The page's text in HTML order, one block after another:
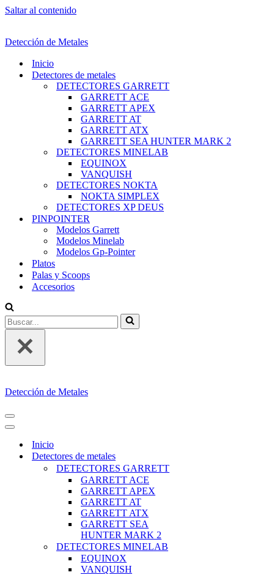
Saltar al contenido
Detección de Metales
Inicio
Detectores de metales
DETECTORES GARRETT
GARRETT ACE
GARRETT APEX
GARRETT AT
GARRETT ATX
GARRETT SEA HUNTER MARK 2
DETECTORES MINELAB
EQUINOX
VANQUISH
DETECTORES NOKTA
NOKTA SIMPLEX
DETECTORES XP DEUS
PINPOINTER
Modelos Garrett
Modelos Minelab
Modelos Gp-Pointer
Platos
Palas y Scoops
Accesorios
Buscar...
Detección de Metales
MENÚ
DE
NAVEGACIÓN
MENÚ
DE
NAVEGACIÓN
Inicio
Detectores de metales
DETECTORES GARRETT
GARRETT ACE
GARRETT APEX
GARRETT AT
GARRETT ATX
GARRETT SEA
HUNTER MARK 2
DETECTORES MINELAB
EQUINOX
VANQUISH